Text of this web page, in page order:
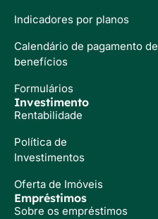
Indicadores por planos
Calendário de pagamento de
benefícios
Formulários
Investimento
Rentabilidade
Política de
Investimentos
Oferta de Imóveis
Empréstimos
Sobre os empréstimos